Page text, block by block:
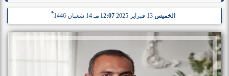
الخميس 12:07 مـ 14 شعبان 1446
هـ